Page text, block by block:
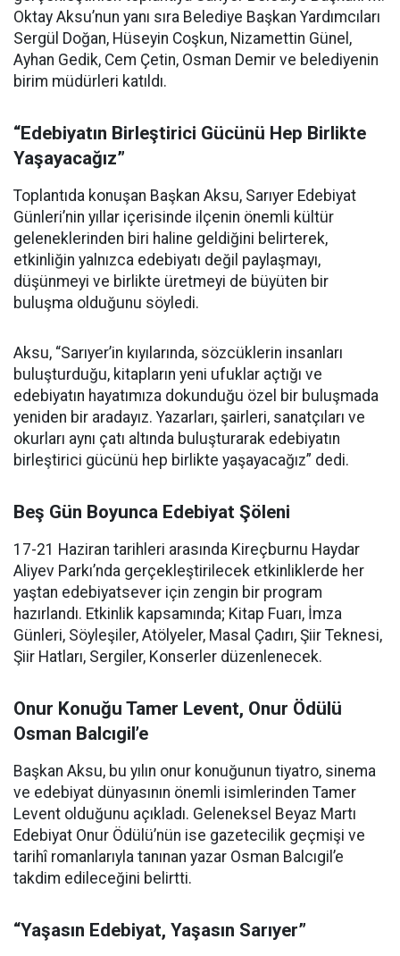
Oktay Aksu’nun yanı sıra Belediye Başkan Yardımcıları
Sergül Doğan, Hüseyin Coşkun, Nizamettin Günel,
Ayhan Gedik, Cem Çetin, Osman Demir ve belediyenin
birim müdürleri katıldı.
“Edebiyatın Birleştirici Gücünü Hep Birlikte
Yaşayacağız”
Toplantıda konuşan Başkan Aksu, Sarıyer Edebiyat
Günleri’nin yıllar içerisinde ilçenin önemli kültür
geleneklerinden biri haline geldiğini belirterek,
etkinliğin yalnızca edebiyatı değil paylaşmayı,
düşünmeyi ve birlikte üretmeyi de büyüten bir
buluşma olduğunu söyledi.
Aksu, “Sarıyer’in kıyılarında, sözcüklerin insanları
buluşturduğu, kitapların yeni ufuklar açtığı ve
edebiyatın hayatımıza dokunduğu özel bir buluşmada
yeniden bir aradayız. Yazarları, şairleri, sanatçıları ve
okurları aynı çatı altında buluşturarak edebiyatın
birleştirici gücünü hep birlikte yaşayacağız” dedi.
Beş Gün Boyunca Edebiyat Şöleni
17-21 Haziran tarihleri arasında Kireçburnu Haydar
Aliyev Parkı’nda gerçekleştirilecek etkinliklerde her
yaştan edebiyatsever için zengin bir program
hazırlandı. Etkinlik kapsamında; Kitap Fuarı, İmza
Günleri, Söyleşiler, Atölyeler, Masal Çadırı, Şiir Teknesi,
Şiir Hatları, Sergiler, Konserler düzenlenecek.
Onur Konuğu Tamer Levent, Onur Ödülü
Osman Balcıgil’e
Başkan Aksu, bu yılın onur konuğunun tiyatro, sinema
ve edebiyat dünyasının önemli isimlerinden Tamer
Levent olduğunu açıkladı. Geleneksel Beyaz Martı
Edebiyat Onur Ödülü’nün ise gazetecilik geçmişi ve
tarihî romanlarıyla tanınan yazar Osman Balcıgil’e
takdim edileceğini belirtti.
“Yaşasın Edebiyat, Yaşasın Sarıyer”